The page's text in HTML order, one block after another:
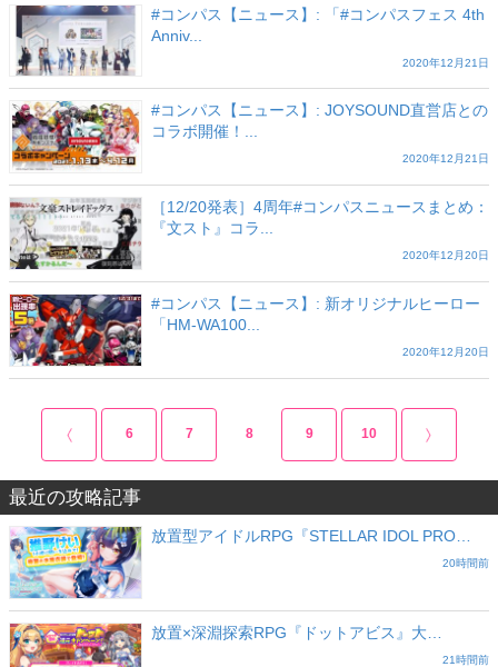
#コンパス【ニュース】: 「#コンパスフェス 4th
Anniv...
2020年12月21日
#コンパス【ニュース】: JOYSOUND直営店との
コラボ開催！...
2020年12月21日
［12/20発表］4周年#コンパスニュースまとめ：
『文スト』コラ...
2020年12月20日
#コンパス【ニュース】: 新オリジナルヒーロー
「HM-WA100...
2020年12月20日
6 7 8 9 10
最近の攻略記事
放置型アイドルRPG『STELLAR IDOL PRO…
20時間前
放置×深淵探索RPG『ドットアビス』大…
21時間前